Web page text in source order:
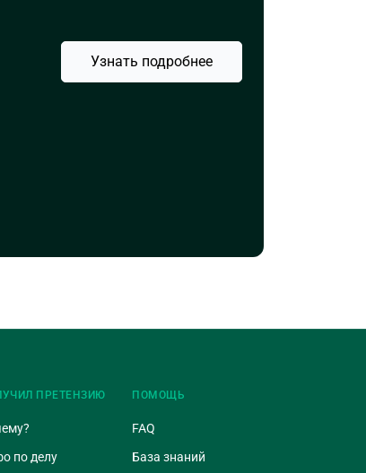
Узнать подробнее
ПРЕТЕНЗИЮ
по делу
ПОМОЩЬ
FAQ
База знаний